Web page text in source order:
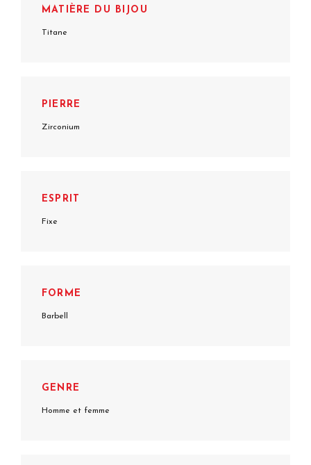
MATIÈRE DU BIJOU
Titane
PIERRE
Zirconium
ESPRIT
Fixe
FORME
Barbell
GENRE
Homme et femme